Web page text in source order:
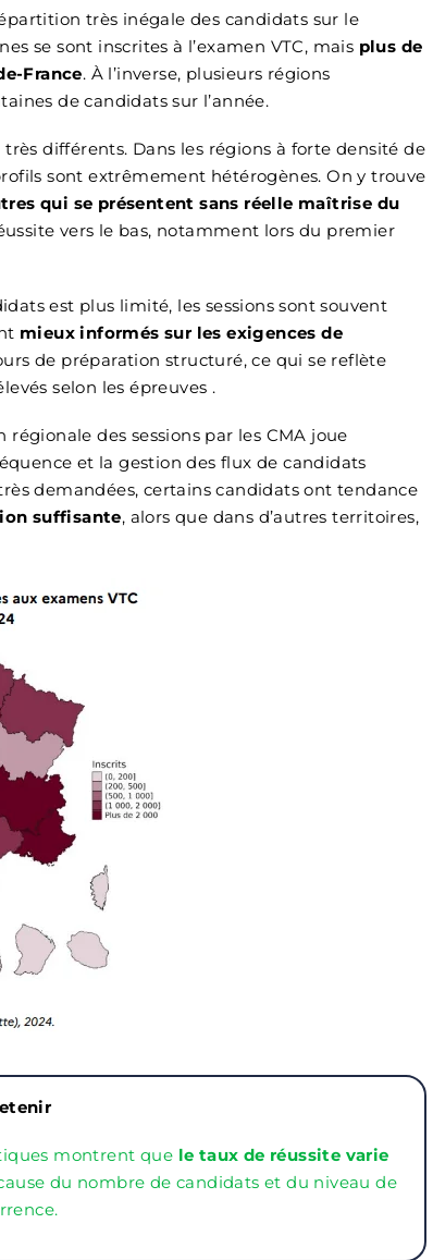
très inégale des candidats sur le
se sont inscrites à l’examen VTC, mais plus de
France. À l’inverse, plusieurs régions
de candidats sur l’année.
différents. Dans les régions à forte densité de
sont extrêmement hétérogènes. On y trouve
qui se présentent sans réelle maîtrise du
vers le bas, notamment lors du premier
est plus limité, les sessions sont souvent
mieux informés sur les exigences de
de préparation structuré, ce qui se reflète
selon les épreuves .
des sessions par les CMA joue
et la gestion des flux de candidats
demandées, certains candidats ont tendance
suffisante, alors que dans d’autres territoires,
montrent que le taux de réussite varie
du nombre de candidats et du niveau de